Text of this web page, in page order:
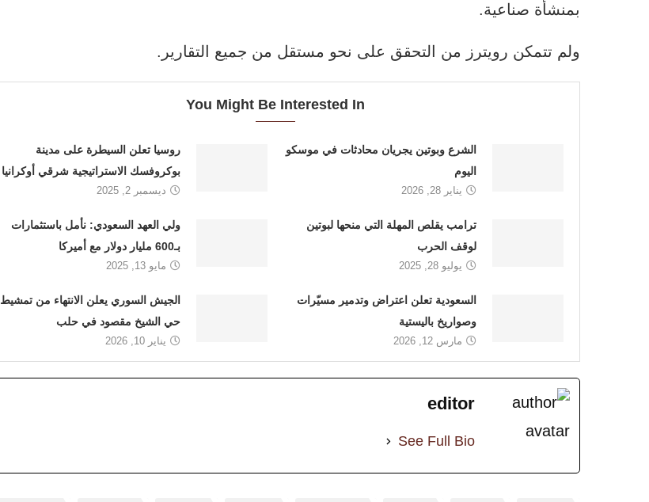
بمنشأة صناعية.
ولم تتمكن رويترز من التحقق على نحو مستقل من جميع التقارير.
You Might Be Interested In
الشرع وبوتين يجريان محادثات في موسكو
اليوم
يناير 28, 2026
روسيا تعلن السيطرة على مدينة
بوكروفسك الاستراتيجية شرقي أوكرانيا
ديسمبر 2, 2025
ترامب يقلص المهلة التي منحها لبوتين
لوقف الحرب
يوليو 28, 2025
ولي العهد السعودي: نأمل باستثمارات
بـ600 مليار دولار مع أميركا
مايو 13, 2025
السعودية تعلن اعتراض وتدمير مسيّرات
وصواريخ باليستية
مارس 12, 2026
الجيش السوري يعلن الانتهاء من تمشيط
حي الشيخ مقصود في حلب
يناير 10, 2026
editor
See Full Bio